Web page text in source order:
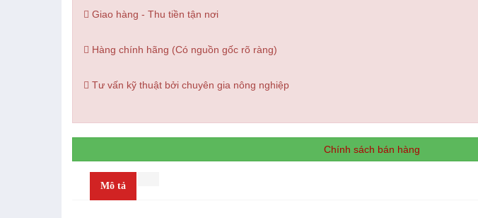
Giao hàng - Thu tiền tận nơi
Hàng chính hãng (Có nguồn gốc rõ ràng)
Tư vấn kỹ thuật bởi chuyên gia nông nghiệp
Chính sách bán hàng
Mô tả